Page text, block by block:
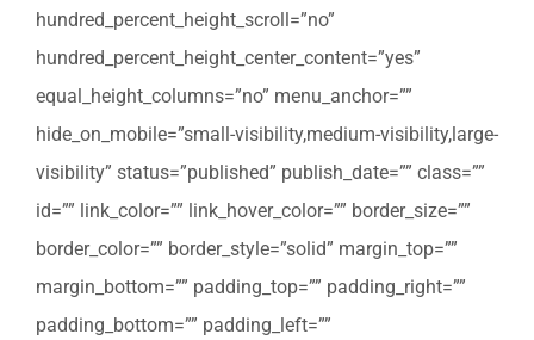
hundred_percent_height_scroll=”no”
hundred_percent_height_center_content=”yes”
equal_height_columns=”no” menu_anchor=””
hide_on_mobile=”small-visibility,medium-visibility,large-
visibility” status=”published” publish_date=”” class=””
id=”” link_color=”” link_hover_color=”” border_size=””
border_color=”” border_style=”solid” margin_top=””
margin_bottom=”” padding_top=”” padding_right=””
padding_bottom=”” padding_left=””